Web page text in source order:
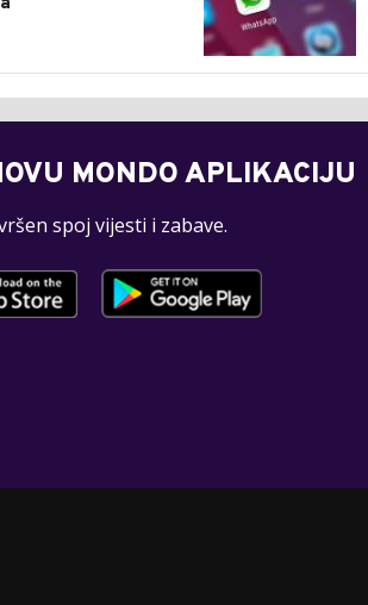
MONDO APLIKACIJU
spoj vijesti i zabave.